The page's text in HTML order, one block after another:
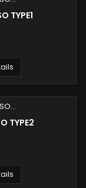
TYPE1
TYPE2